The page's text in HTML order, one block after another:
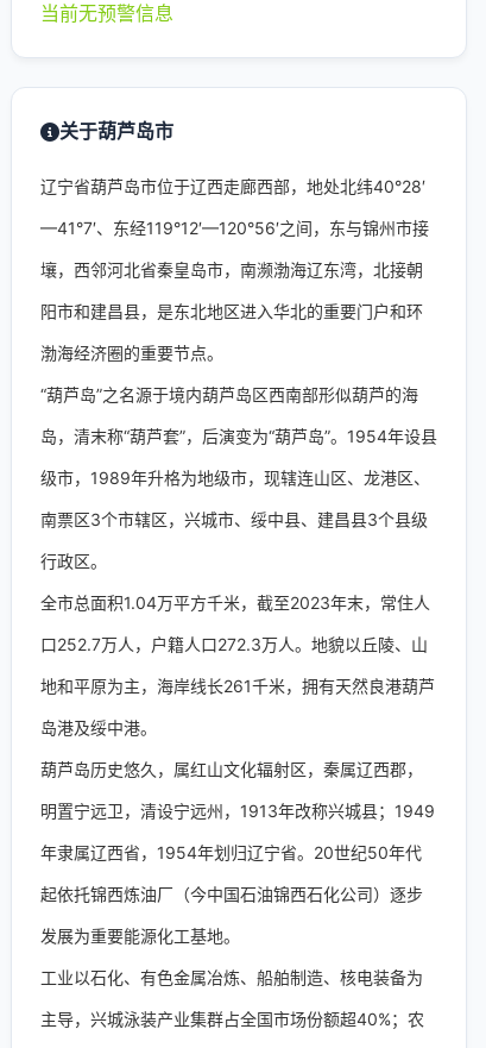
10:00
25°
4-5
11:00
26°
4-5
25°
5-6
27°
4-5
当前无预警信息
关于葫芦岛市
辽宁省葫芦岛市位于辽西走廊西部，地处北纬40°28′
—41°7′、东经119°12′—120°56′之间，东与锦州市接
壤，西邻河北省秦皇岛市，南濒渤海辽东湾，北接朝
阳市和建昌县，是东北地区进入华北的重要门户和环
渤海经济圈的重要节点。
“葫芦岛”之名源于境内葫芦岛区西南部形似葫芦的海
岛，清末称“葫芦套”，后演变为“葫芦岛”。1954年设县
级市，1989年升格为地级市，现辖连山区、龙港区、
南票区3个市辖区，兴城市、绥中县、建昌县3个县级
行政区。
全市总面积1.04万平方千米，截至2023年末，常住人
口252.7万人，户籍人口272.3万人。地貌以丘陵、山
地和平原为主，海岸线长261千米，拥有天然良港葫芦
岛港及绥中港。
葫芦岛历史悠久，属红山文化辐射区，秦属辽西郡，
明置宁远卫，清设宁远州，1913年改称兴城县；1949
年隶属辽西省，1954年划归辽宁省。20世纪50年代
起依托锦西炼油厂（今中国石油锦西石化公司）逐步
发展为重要能源化工基地。
工业以石化、有色金属冶炼、船舶制造、核电装备为
主导，兴城泳装产业集群占全国市场份额超40%；农